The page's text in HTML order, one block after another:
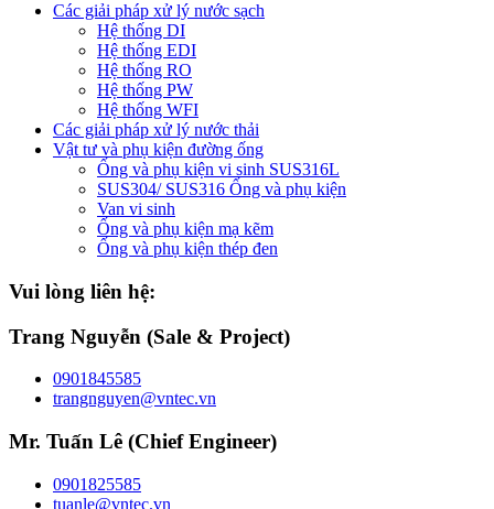
Các giải pháp xử lý nước sạch
Hệ thống DI
Hệ thống EDI
Hệ thống RO
Hệ thống PW
Hệ thống WFI
Các giải pháp xử lý nước thải
Vật tư và phụ kiện đường ống
Ống và phụ kiện vi sinh SUS316L
SUS304/ SUS316 Ống và phụ kiện
Van vi sinh
Ống và phụ kiện mạ kẽm
Ống và phụ kiện thép đen
Vui lòng liên hệ:
Trang Nguyễn (Sale & Project)
0901845585
trangnguyen@vntec.vn
Mr. Tuấn Lê (Chief Engineer)
0901825585
tuanle@vntec.vn